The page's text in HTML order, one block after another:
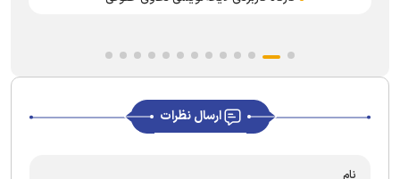
ارسال نظرات